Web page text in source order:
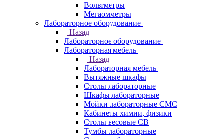
Вольтметры
Мегаомметры
Лабораторное оборудование
Назад
Лабораторное оборудование
Лабораторная мебель
Назад
Лабораторная мебель
Вытяжные шкафы
Столы лабораторные
Шкафы лабораторные
Мойки лабораторные СМС
Кабинеты химии, физики
Столы весовые СВ
Тумбы лабораторные